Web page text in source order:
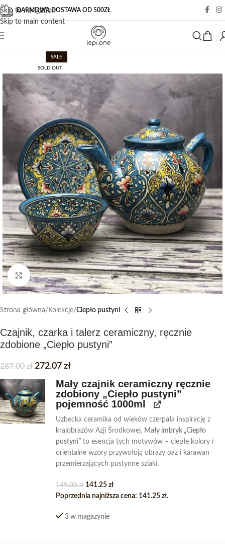
Skip to navigation
Skip to main content
DARMOWA DOSTAWA OD 500ZŁ
SALE
SOLD OUT
Click to enlarge
Strona główna Kolekcje Ciepło pustyni
Czajnik, czarka i talerz ceramiczny, ręcznie
zdobione „Ciepło pustyni”
287.00zł 272.07 zł
Mały czajnik ceramiczny ręcznie
zdobiony „Ciepło pustyni”
pojemność 1000ml
Uzbecka ceramika od wieków czerpała inspirację z
krajobrazów Azji Środkowej. Mały imbryk „Ciepło
pustyni”to esencja tych motywów – ciepłe kolory i
orientalne wzory przywołują obrazy oaz i karawan
przemierzających pustynne szlaki.
149.00zł 141.25 zł
Poprzednia najniższa cena: 141.25 zł.
3 w magazynie